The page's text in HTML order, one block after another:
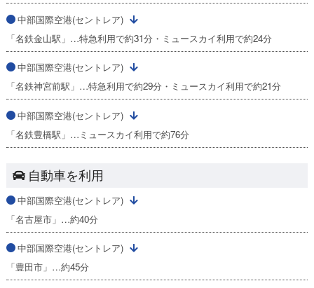
中部国際空港(セントレア)
「名鉄金山駅」…特急利用で約31分・ミュースカイ利用で約24分
中部国際空港(セントレア)
「名鉄神宮前駅」…特急利用で約29分・ミュースカイ利用で約21分
中部国際空港(セントレア)
「名鉄豊橋駅」…ミュースカイ利用で約76分
自動車を利用
中部国際空港(セントレア)
「名古屋市」…約40分
中部国際空港(セントレア)
「豊田市」…約45分